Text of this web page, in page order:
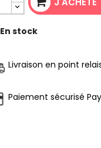
En stock
Livraison en point
Paiement sécurisé